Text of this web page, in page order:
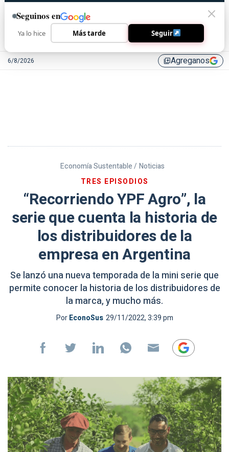
6/8/2026 library_addAgreganos
Economía Sustentable / Noticias
TRES EPISODIOS
“Recorriendo YPF Agro”, la
serie que cuenta la historia de
los distribuidores de la
empresa en Argentina
Se lanzó una nueva temporada de la mini serie que
permite conocer la historia de los distribuidores de
la marca, y mucho más.
PorEconoSus 29/11/2022, 3:39 pm
Seguinos en
Ya lo hice Más tarde Seguir